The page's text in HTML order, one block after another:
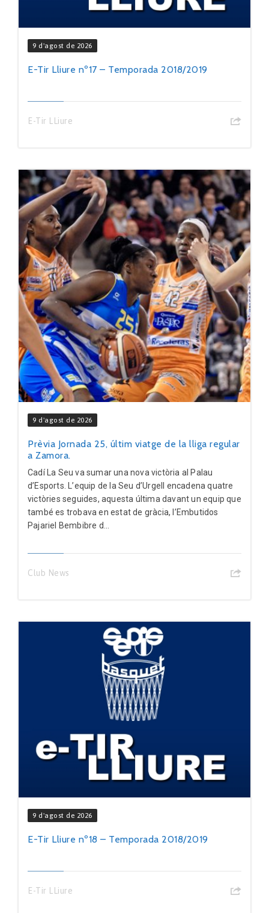
9 d'agost de 2026
E-Tir Lliure nº17 – Temporada 2018/2019
E-Tir LLiure
9 d'agost de 2026
Prèvia Jornada 25, últim viatge de la lliga regular
a Zamora.
Cadí La Seu va sumar una nova victòria al Palau
d’Esports. L’equip de la Seu d’Urgell encadena quatre
victòries seguides, aquesta última davant un equip que
també es trobava en estat de gràcia, l’Embutidos
Pajariel Bembibre d...
Club News
9 d'agost de 2026
E-Tir Lliure nº18 – Temporada 2018/2019
E-Tir LLiure